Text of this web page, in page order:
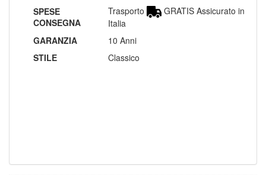
SPESE
CONSEGNA
Trasporto
GRATIS Assicurato in
Italia
GARANZIA
10 Anni
STILE
Classico